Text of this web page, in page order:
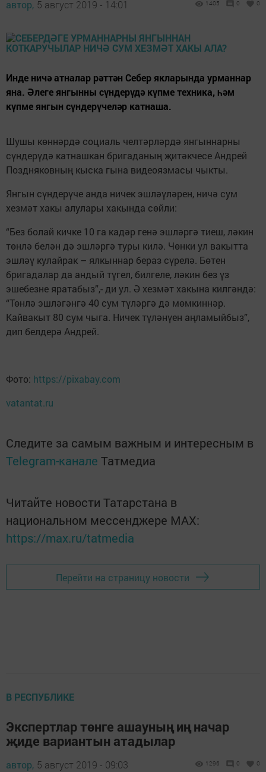
автор, 5 август 2019 - 14:01 1405 0 0
Инде ничә атналар рәттән Себер якларында урманнар
яна. Әлеге янгынны сүндерүдә күпме техника, һәм
күпме янгын сүндерүчеләр катнаша.
Шушы көннәрдә социаль челтәрләрдә янгыннарны
сүндерүдә катнашкан бригаданың җитәкчесе Андрей
Поздняковның кыска гына видеоязмасы чыкты.
Янгын сүндерүче анда ничек эшләүләрен, ничә сум
хезмәт хакы алулары хакында сөйли:
“Без болай кичке 10 га кадәр генә эшләргә тиеш, ләкин
төнлә белән дә эшләргә туры килә. Чөнки ул вакытта
эшләү кулайрак – ялкыннар бераз сүрелә. Бөтен
бригадалар да андый түгел, билгеле, ләкин без үз
эшебезне яратабыз”,- ди ул. Ә хезмәт хакына килгәндә:
“Төнлә эшләгәнгә 40 сум түләргә дә мөмкиннәр.
Кайвакыт 80 сум чыга. Ничек түләнүен аңламыйбыз”,
дип белдерә Андрей.
Фото: https://pixabay.com
vatantat.ru
Следите за самым важным и интересным в
Telegram-канале Татмедиа
Читайте новости Татарстана в
национальном мессенджере MАХ:
https://max.ru/tatmedia
Перейти на страницу новости
В РЕСПУБЛИКЕ
Экспертлар төнге ашауның иң начар
җиде вариантын атадылар
автор, 5 август 2019 - 09:03 1296 0 0